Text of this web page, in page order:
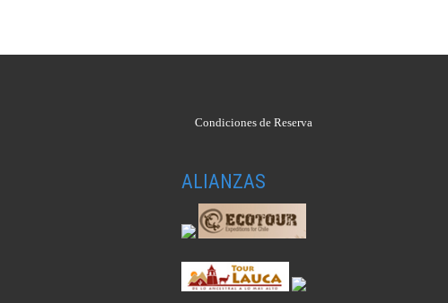
Condiciones de Reserva
ALIANZAS